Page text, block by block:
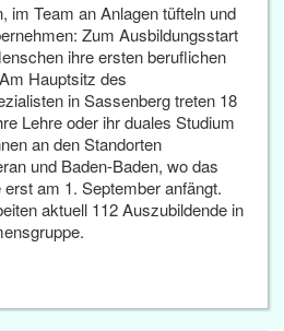
im Team an Anlagen tüfteln und
Zum Ausbildungsstart
ihre ersten beruflichen
Hauptsitz des
in Sassenberg treten 18
Lehre oder ihr duales Studium
an den Standorten
und Baden-Baden, wo das
am 1. September anfängt.
aktuell 112 Auszubildende in